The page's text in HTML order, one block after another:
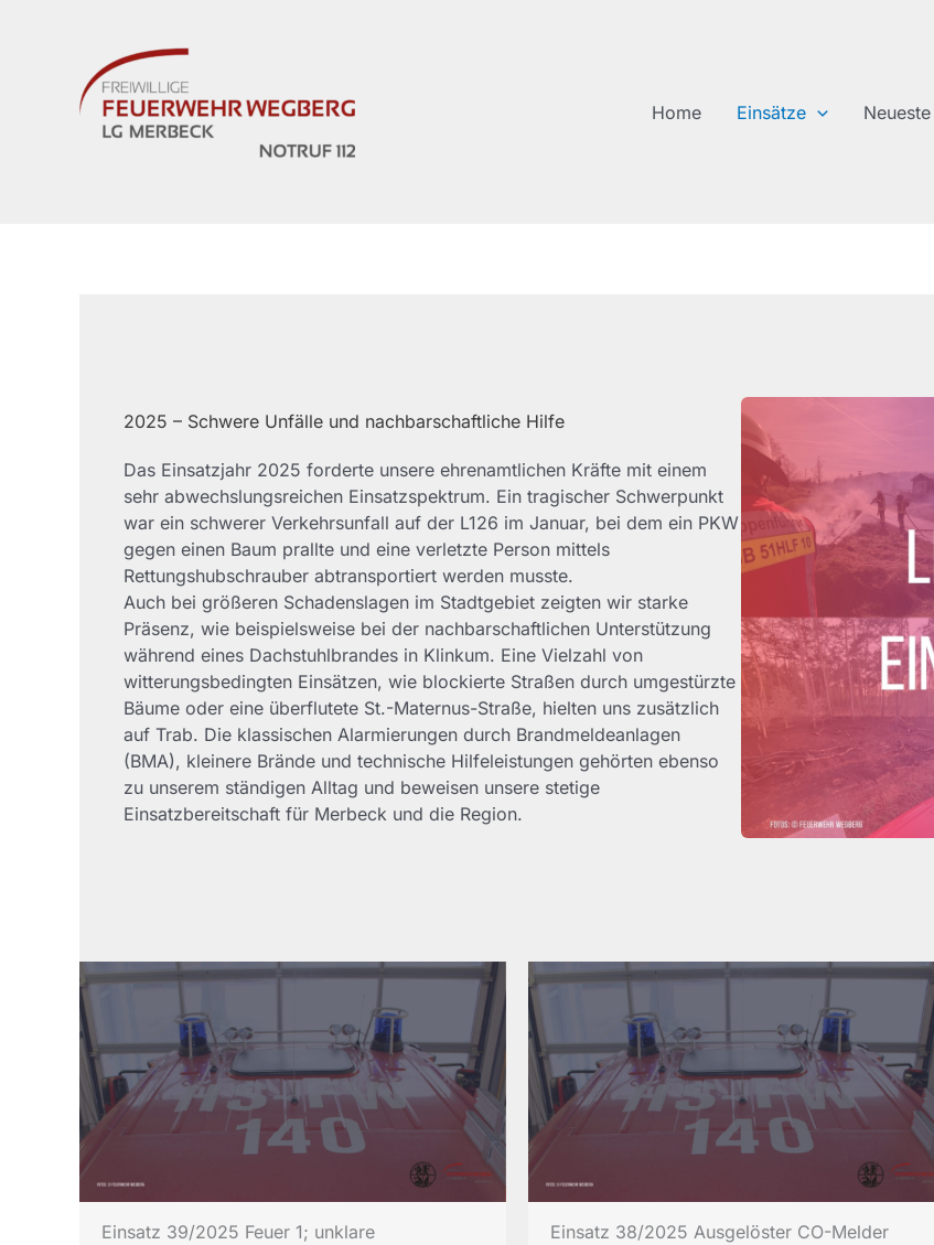
Home Einsätze
2025 – Schwere Unfälle und nachbarschaftliche Hilfe
Das Einsatzjahr 2025 forderte unsere ehrenamtlichen Kräfte mit einem
sehr abwechslungsreichen Einsatzspektrum. Ein tragischer Schwerpunkt
war ein schwerer Verkehrsunfall auf der L126 im Januar, bei dem ein PKW
gegen einen Baum prallte und eine verletzte Person mittels
Rettungshubschrauber abtransportiert werden musste.
Auch bei größeren Schadenslagen im Stadtgebiet zeigten wir starke
Präsenz, wie beispielsweise bei der nachbarschaftlichen Unterstützung
während eines Dachstuhlbrandes in Klinkum. Eine Vielzahl von
witterungsbedingten Einsätzen, wie blockierte Straßen durch umgestürzte
Bäume oder eine überflutete St.-Maternus-Straße, hielten uns zusätzlich
auf Trab. Die klassischen Alarmierungen durch Brandmeldeanlagen
(BMA), kleinere Brände und technische Hilfeleistungen gehörten ebenso
zu unserem ständigen Alltag und beweisen unsere stetige
Einsatzbereitschaft für Merbeck und die Region.
Einsatz 39/2025 Feuer 1; unklare
Einsatz 38/2025 Ausgelöster CO-Melder